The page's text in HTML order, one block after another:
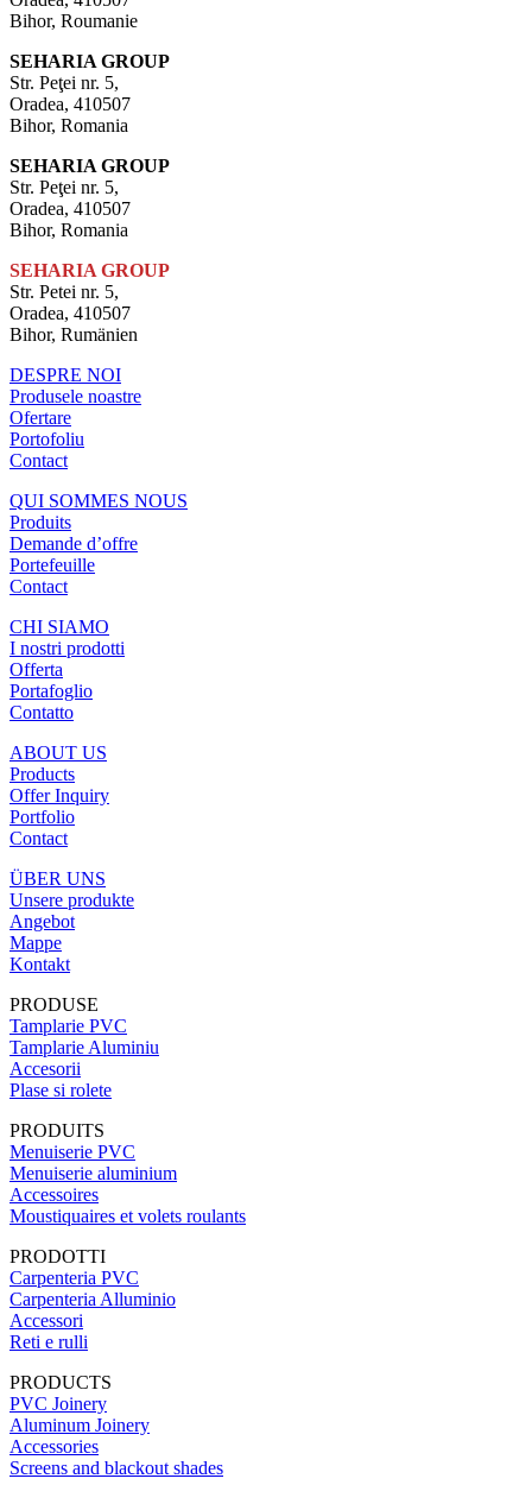
Bihor, Roumanie
SEHARIA GROUP
Str. Peţei nr. 5,
Oradea, 410507
Bihor, Romania
SEHARIA GROUP
Str. Peţei nr. 5,
Oradea, 410507
Bihor, Romania
SEHARIA GROUP
Str. Petei nr. 5,
Oradea, 410507
Bihor, Rumänien
DESPRE NOI
Produsele noastre
Ofertare
Portofoliu
Contact
QUI SOMMES NOUS
Produits
Demande d’offre
Portefeuille
Contact
CHI SIAMO
I nostri prodotti
Offerta
Portafoglio
Contatto
ABOUT US
Products
Offer Inquiry
Portfolio
Contact
ÜBER UNS
Unsere produkte
Angebot
Mappe
Kontakt
PRODUSE
Tamplarie PVC
Tamplarie Aluminiu
Accesorii
Plase si rolete
PRODUITS
Menuiserie PVC
Menuiserie aluminium
Accessoires
Moustiquaires et volets roulants
PRODOTTI
Carpenteria PVC
Carpenteria Alluminio
Accessori
Reti e rulli
PRODUCTS
PVC Joinery
Aluminum Joinery
Accessories
Screens and blackout shades